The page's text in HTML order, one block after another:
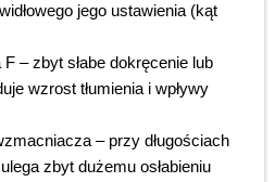
jego ustawienia (kąt
F – zbyt słabe dokręcenie lub
wzrost tłumienia i wpływy
– przy długościach
zbyt dużemu osłabieniu